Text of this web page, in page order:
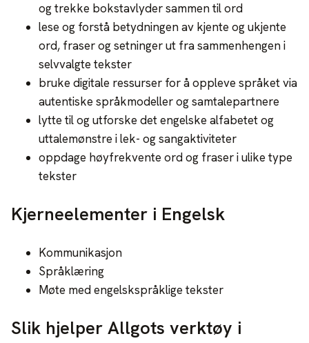
og trekke bokstavlyder sammen til ord
lese og forstå betydningen av kjente og ukjente
ord, fraser og setninger ut fra sammenhengen i
selvvalgte tekster
bruke digitale ressurser for å oppleve språket via
autentiske språkmodeller og samtalepartnere
lytte til og utforske det engelske alfabetet og
uttalemønstre i lek- og sangaktiviteter
oppdage høyfrekvente ord og fraser i ulike type
tekster
Kjerneelementer i Engelsk
Kommunikasjon
Språklæring
Møte med engelskspråklige tekster
Slik hjelper Allgots verktøy i